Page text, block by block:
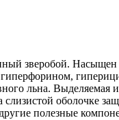
зверобой. Насыщен
льна. Выделяемая
слизистой оболочке
полезные